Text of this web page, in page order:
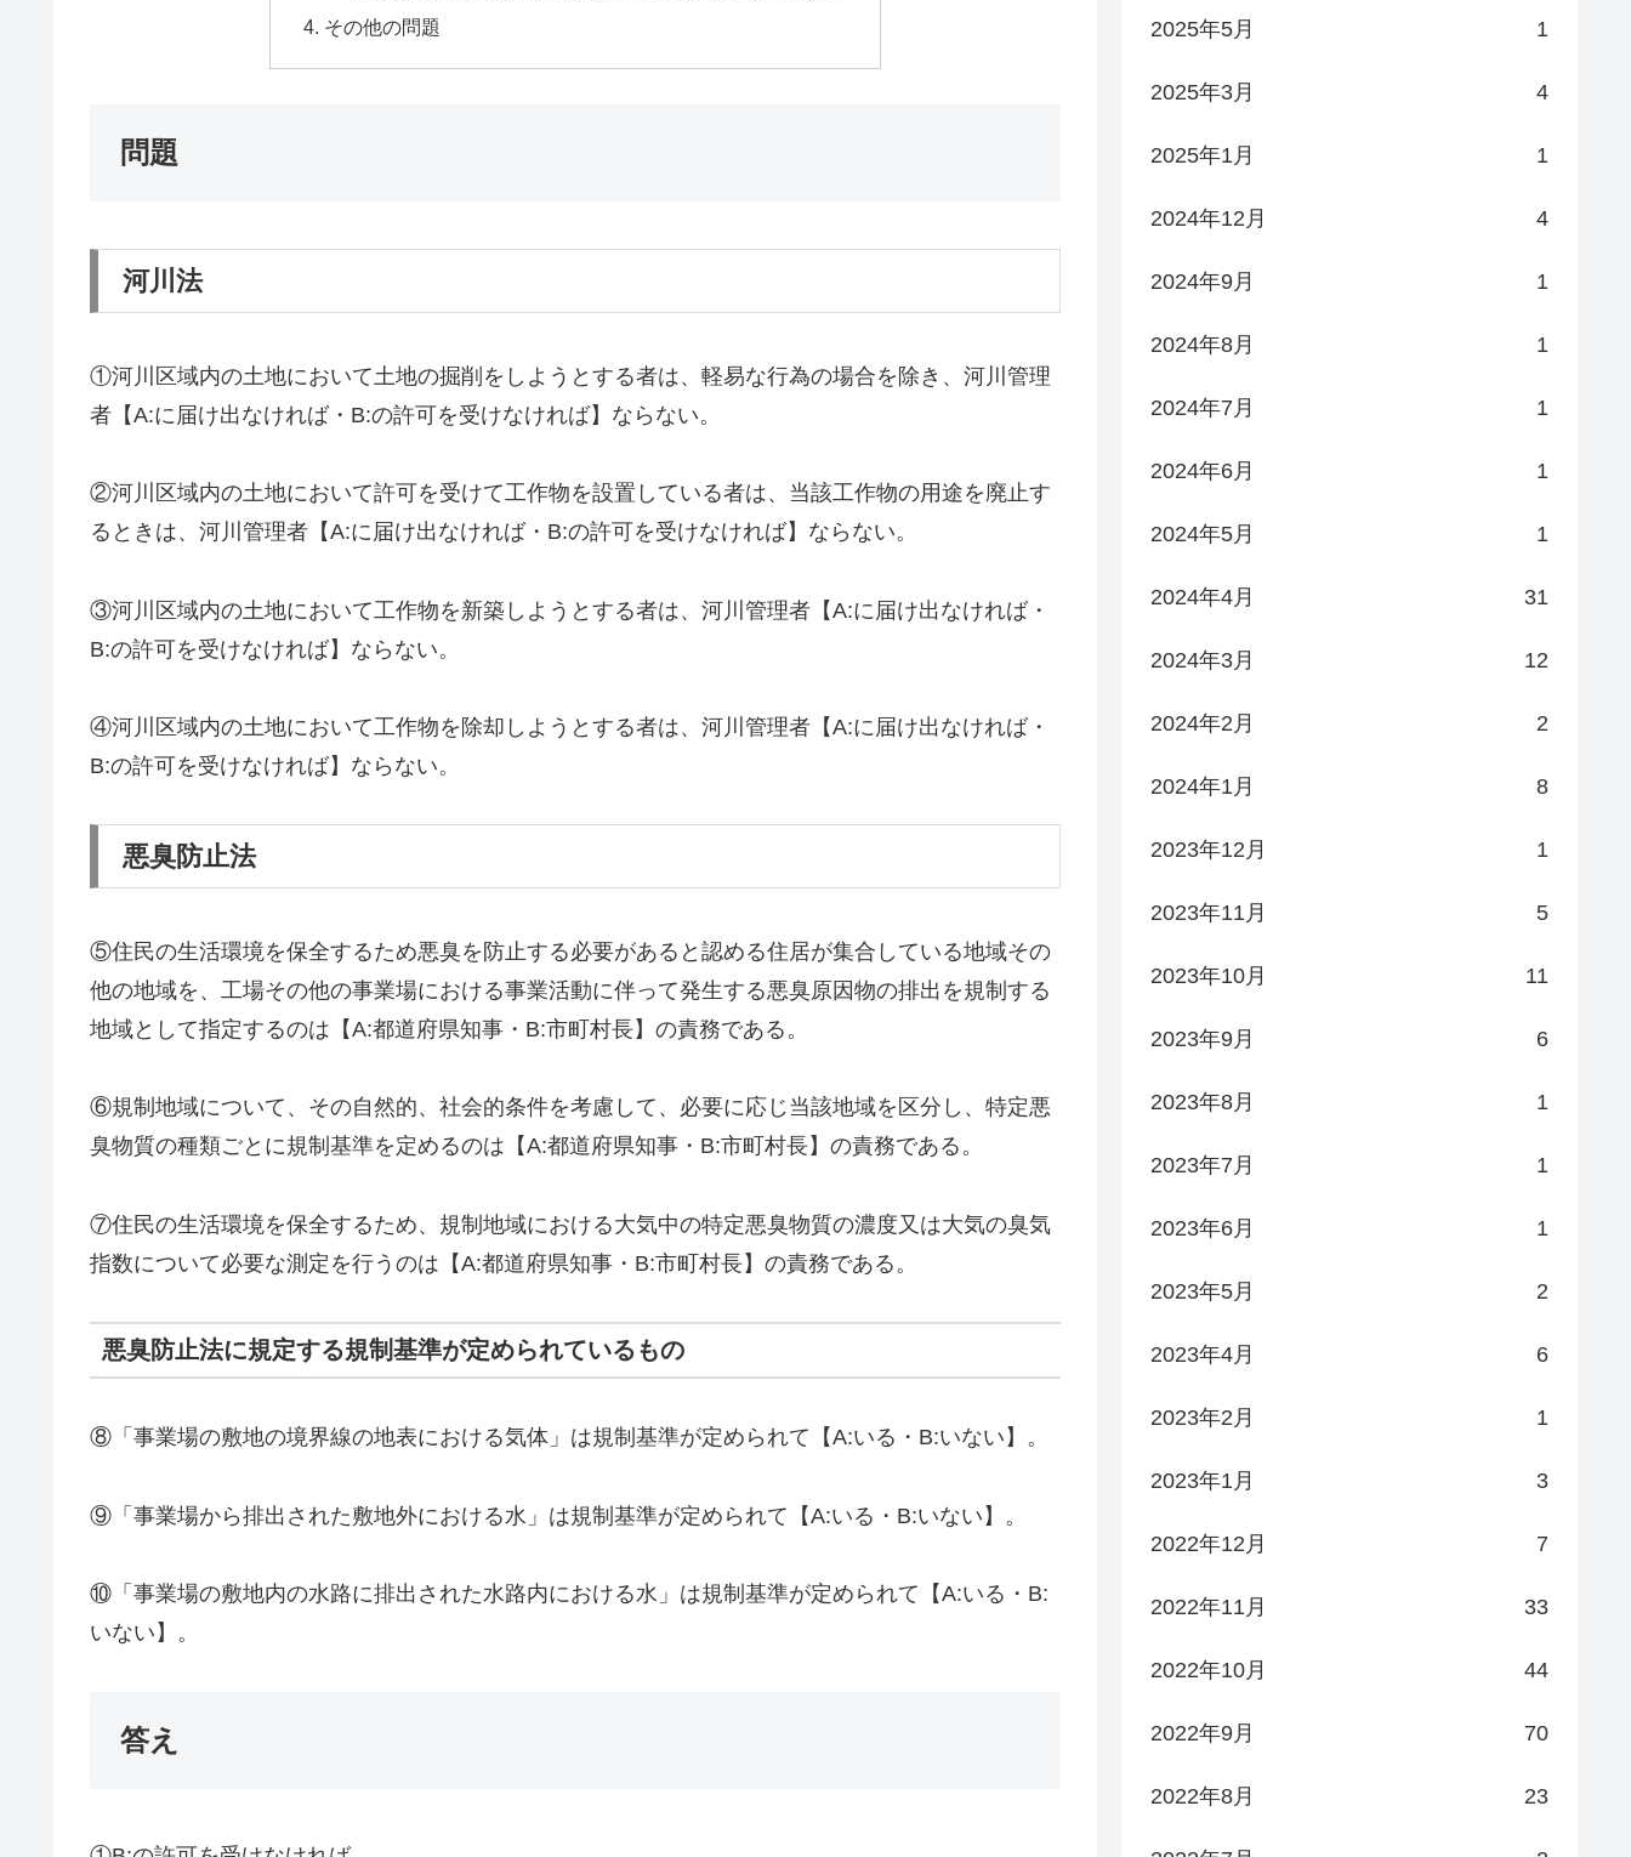
その他の問題
問題
河川法
①河川区域内の土地において土地の掘削をしようとする者は、軽易な行為の場合を除き、河川管理
者【A:に届け出なければ・B:の許可を受けなければ】ならない。
②河川区域内の土地において許可を受けて工作物を設置している者は、当該工作物の用途を廃止す
るときは、河川管理者【A:に届け出なければ・B:の許可を受けなければ】ならない。
③河川区域内の土地において工作物を新築しようとする者は、河川管理者【A:に届け出なければ・
B:の許可を受けなければ】ならない。
④河川区域内の土地において工作物を除却しようとする者は、河川管理者【A:に届け出なければ・
B:の許可を受けなければ】ならない。
悪臭防止法
⑤住民の生活環境を保全するため悪臭を防止する必要があると認める住居が集合している地域その
他の地域を、工場その他の事業場における事業活動に伴って発生する悪臭原因物の排出を規制する
地域として指定するのは【A:都道府県知事・B:市町村長】の責務である。
⑥規制地域について、その自然的、社会的条件を考慮して、必要に応じ当該地域を区分し、特定悪
臭物質の種類ごとに規制基準を定めるのは【A:都道府県知事・B:市町村長】の責務である。
⑦住民の生活環境を保全するため、規制地域における大気中の特定悪臭物質の濃度又は大気の臭気
指数について必要な測定を行うのは【A:都道府県知事・B:市町村長】の責務である。
悪臭防止法に規定する規制基準が定められているもの
⑧「事業場の敷地の境界線の地表における気体」は規制基準が定められて【A:いる・B:いない】。
⑨「事業場から排出された敷地外における水」は規制基準が定められて【A:いる・B:いない】。
⑩「事業場の敷地内の水路に排出された水路内における水」は規制基準が定められて【A:いる・B:
いない】。
答え
2025年5月 1
2025年3月 4
2025年1月 1
2024年12月 4
2024年9月 1
2024年8月 1
2024年7月 1
2024年6月 1
2024年5月 1
2024年4月 31
2024年3月 12
2024年2月 2
2024年1月 8
2023年12月 1
2023年11月 5
2023年10月 11
2023年9月 6
2023年8月 1
2023年7月 1
2023年6月 1
2023年5月 2
2023年4月 6
2023年2月 1
2023年1月 3
2022年12月 7
2022年11月 33
2022年10月 44
2022年9月 70
2022年8月 23